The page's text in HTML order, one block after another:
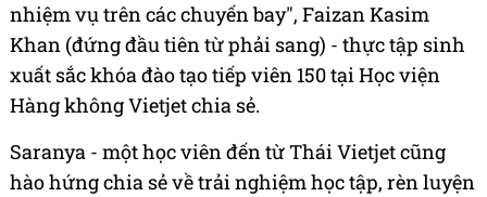
nhiệm vụ trên các chuyến bay", Faizan Kasim
Khan (đứng đầu tiên từ phải sang) - thực tập sinh
xuất sắc khóa đào tạo tiếp viên 150 tại Học viện
Hàng không Vietjet chia sẻ.
Saranya - một học viên đến từ Thái Vietjet cũng
hào hứng chia sẻ về trải nghiệm học tập, rèn luyện